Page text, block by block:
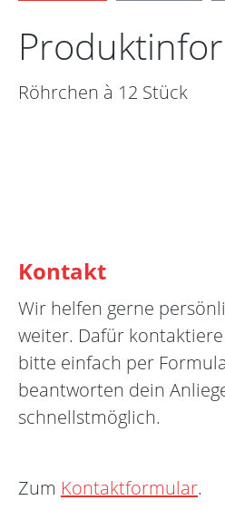
Röhrchen à 12 Stück
Kontakt
Wir helfen gerne
weiter. Dafür
bitte einfach per
beantworten dein
schnellstmöglich.
Zum Kontaktformular.